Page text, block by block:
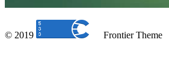
© 2019 Frontier Theme